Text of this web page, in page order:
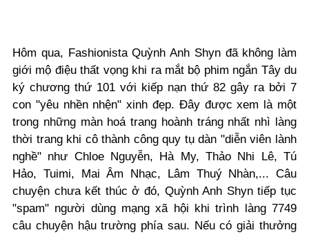
Hôm qua, Fashionista Quỳnh Anh Shyn đã không làm
giới mộ điệu thất vọng khi ra mắt bộ phim ngắn Tây du
ký chương thứ 101 với kiếp nạn thứ 82 gây ra bởi 7
con "yêu nhền nhện" xinh đẹp. Đây được xem là một
trong những màn hoá trang hoành tráng nhất nhì làng
thời trang khi cô thành công quy tụ dàn "diễn viên lành
nghề" như Chloe Nguyễn, Hà My, Thảo Nhi Lê, Tú
Hảo, Tuimi, Mai Âm Nhạc, Lâm Thuý Nhàn,... Câu
chuyện chưa kết thúc ở đó, Quỳnh Anh Shyn tiếp tục
"spam" người dùng mạng xã hội khi trình làng 7749
câu chuyện hậu trường phía sau. Nếu có giải thưởng